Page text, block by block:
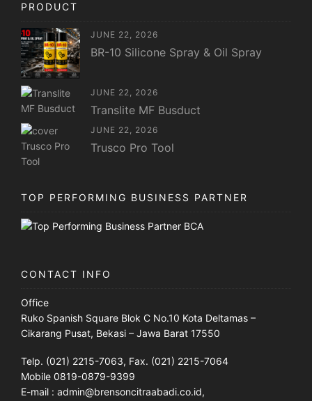
PRODUCT
JUNE 22, 2026
BR-10 Silicone Spray & Oil Spray
JUNE 22, 2026
Translite MF Busduct
JUNE 22, 2026
Trusco Pro Tool
TOP PERFORMING BUSINESS PARTNER
CONTACT INFO
Office
Ruko Spanish Square Blok C No.10 Kota Deltamas –
Cikarang Pusat, Bekasi – Jawa Barat 17550
Telp. (021) 2215-7063, Fax. (021) 2215-7064
Mobile 0819-0879-9399
E-mail : admin@brensoncitraabadi.co.id,